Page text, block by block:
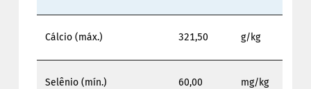
Cálcio (máx.) 321,50 g/kg
Selênio (mín.) 60,00 mg/kg